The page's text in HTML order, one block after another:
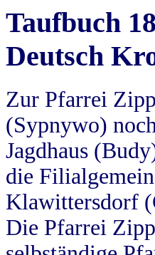
Taufbuch
Deutsch
Zur Pfarrei
(Sypnywo)
Jagdhaus
die
Klawittersdorf
Die Pfarrei